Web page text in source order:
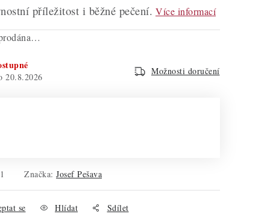
příležitost i běžné pečení. Více informací
20.8.2026
Možnosti doručení
Značka: Josef Pešava
se Hlídat Sdílet